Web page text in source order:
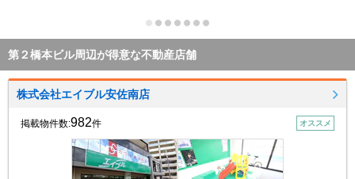
第２橋本ビル周辺が得意な不動産店舗
株式会社エイブル安佐南店
掲載物件数:982件 オススメ